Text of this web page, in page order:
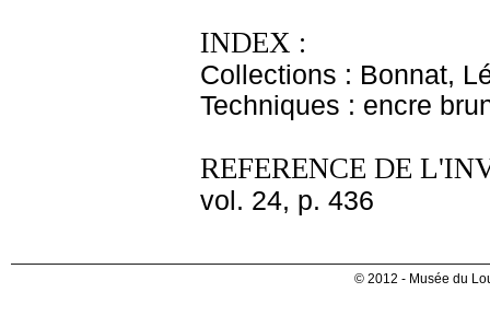
INDEX :
Collections : Bonnat,
Techniques : encre
REFERENCE DE
vol. 24, p. 436
© 2012 - Musée du